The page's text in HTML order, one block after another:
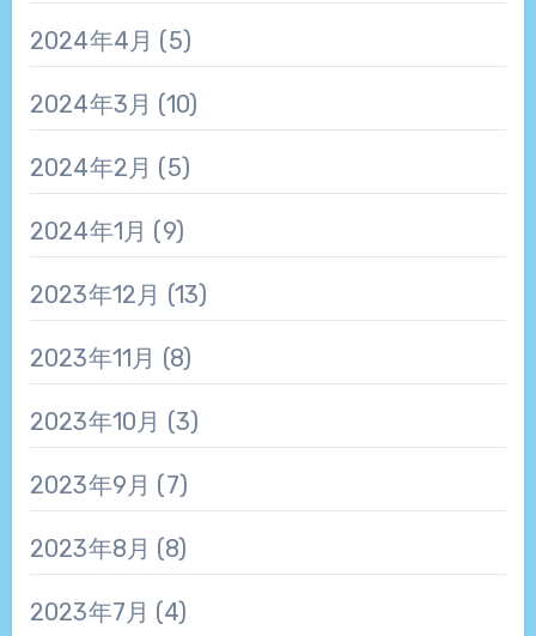
2024年4月 (5)
2024年3月 (10)
2024年2月 (5)
2024年1月 (9)
2023年12月 (13)
2023年11月 (8)
2023年10月 (3)
2023年9月 (7)
2023年8月 (8)
2023年7月 (4)